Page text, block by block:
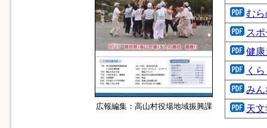
広報編集：高山村役場地域振興課
む
ス
健
く
み
天